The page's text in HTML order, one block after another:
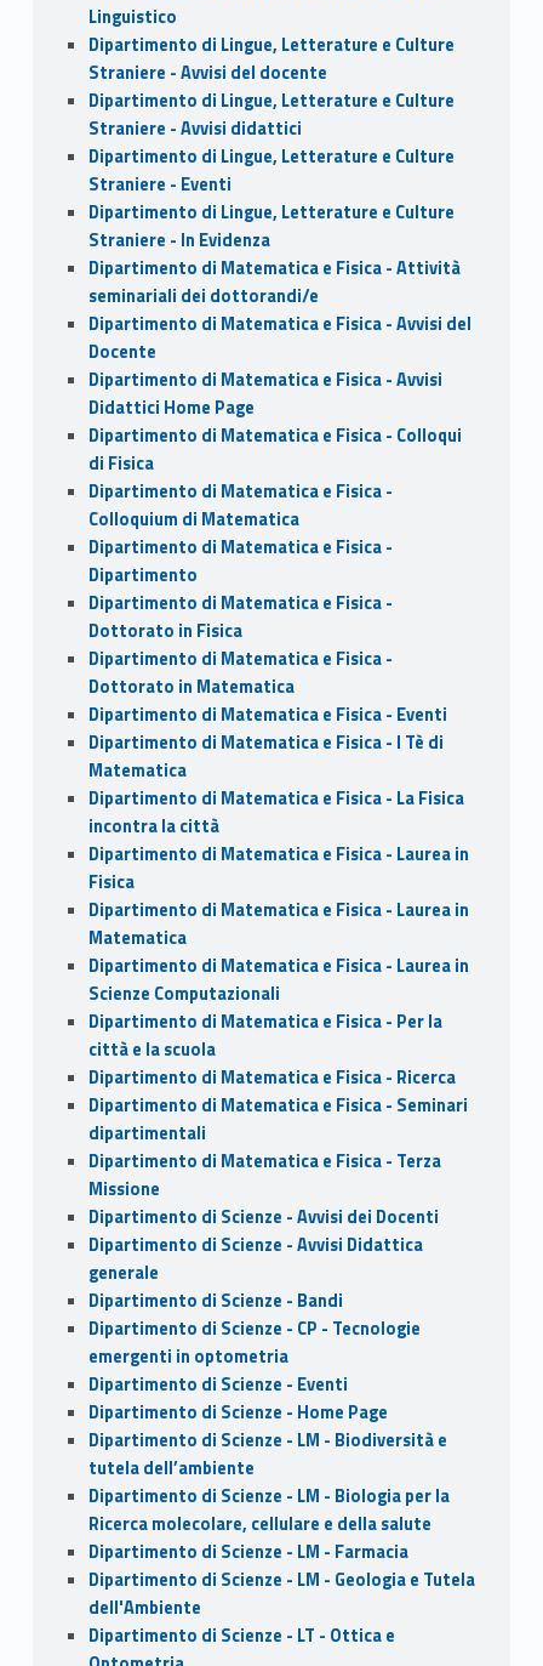
Linguistico
Dipartimento di Lingue, Letterature e Culture
Straniere - Avvisi del docente
Dipartimento di Lingue, Letterature e Culture
Straniere - Avvisi didattici
Dipartimento di Lingue, Letterature e Culture
Straniere - Eventi
Dipartimento di Lingue, Letterature e Culture
Straniere - In Evidenza
Dipartimento di Matematica e Fisica - Attività
seminariali dei dottorandi/e
Dipartimento di Matematica e Fisica - Avvisi del
Docente
Dipartimento di Matematica e Fisica - Avvisi
Didattici Home Page
Dipartimento di Matematica e Fisica - Colloqui
di Fisica
Dipartimento di Matematica e Fisica -
Colloquium di Matematica
Dipartimento di Matematica e Fisica -
Dipartimento
Dipartimento di Matematica e Fisica -
Dottorato in Fisica
Dipartimento di Matematica e Fisica -
Dottorato in Matematica
Dipartimento di Matematica e Fisica - Eventi
Dipartimento di Matematica e Fisica - I Tè di
Matematica
Dipartimento di Matematica e Fisica - La Fisica
incontra la città
Dipartimento di Matematica e Fisica - Laurea in
Fisica
Dipartimento di Matematica e Fisica - Laurea in
Matematica
Dipartimento di Matematica e Fisica - Laurea in
Scienze Computazionali
Dipartimento di Matematica e Fisica - Per la
città e la scuola
Dipartimento di Matematica e Fisica - Ricerca
Dipartimento di Matematica e Fisica - Seminari
dipartimentali
Dipartimento di Matematica e Fisica - Terza
Missione
Dipartimento di Scienze - Avvisi dei Docenti
Dipartimento di Scienze - Avvisi Didattica
generale
Dipartimento di Scienze - Bandi
Dipartimento di Scienze - CP - Tecnologie
emergenti in optometria
Dipartimento di Scienze - Eventi
Dipartimento di Scienze - Home Page
Dipartimento di Scienze - LM - Biodiversità e
tutela dell’ambiente
Dipartimento di Scienze - LM - Biologia per la
Ricerca molecolare, cellulare e della salute
Dipartimento di Scienze - LM - Farmacia
Dipartimento di Scienze - LM - Geologia e Tutela
dell'Ambiente
Dipartimento di Scienze - LT - Ottica e